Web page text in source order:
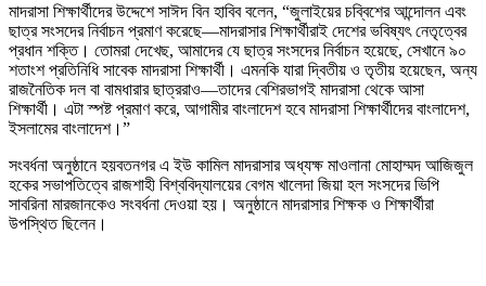
মাদরাসা শিক্ষার্থীদের উদ্দেশে সাঈদ বিন হাবিব বলেন, “জুলাইয়ের চব্বিশের আন্দোলন এবং
ছাত্র সংসদের নির্বাচন প্রমাণ করেছে—মাদরাসার শিক্ষার্থীরাই দেশের ভবিষ্যৎ নেতৃত্বের
প্রধান শক্তি। তোমরা দেখেছ, আমাদের যে ছাত্র সংসদের নির্বাচন হয়েছে, সেখানে ৯০
শতাংশ প্রতিনিধি সাবেক মাদরাসা শিক্ষার্থী। এমনকি যারা দ্বিতীয় ও তৃতীয় হয়েছেন, অন্য
রাজনৈতিক দল বা বামধারার ছাত্ররাও—তাদের বেশিরভাগই মাদরাসা থেকে আসা
শিক্ষার্থী। এটা স্পষ্ট প্রমাণ করে, আগামীর বাংলাদেশ হবে মাদরাসা শিক্ষার্থীদের বাংলাদেশ,
ইসলামের বাংলাদেশ।”
সংবর্ধনা অনুষ্ঠানে হয়বতনগর এ ইউ কামিল মাদরাসার অধ্যক্ষ মাওলানা মোহাম্মদ আজিজুল
হকের সভাপতিত্বে রাজশাহী বিশ্ববিদ্যালয়ের বেগম খালেদা জিয়া হল সংসদের ভিপি
সাবরিনা মারজানকেও সংবর্ধনা দেওয়া হয়। অনুষ্ঠানে মাদরাসার শিক্ষক ও শিক্ষার্থীরা
উপস্থিত ছিলেন।